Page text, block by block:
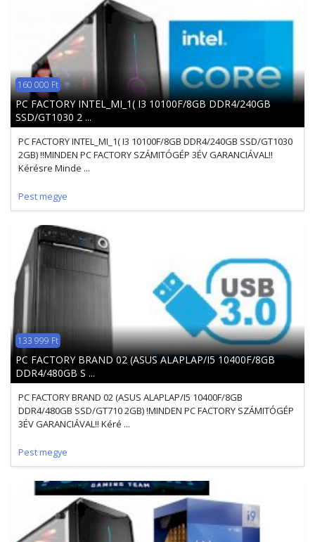
160 000 Ft
PC FACTORY INTEL_MI_1( I3 10100F/8GB DDR4/240GB
SSD/GT1030 2 ...
PC FACTORY INTEL_MI_1( I3 10100F/8GB DDR4/240GB SSD/GT1030
2GB) !!MINDEN PC FACTORY SZÁMITÓGÉP 3ÉV GARANCIÁVAL!!
Kérésre Minde ...
Pest megye
133 999 Ft
PC FACTORY BRAND 02 (ASUS ALAPLAP/I5 10400F/8GB
DDR4/480GB S ...
PC FACTORY BRAND 02 (ASUS ALAPLAP/I5 10400F/8GB
DDR4/480GB SSD/GT710 2GB) !MINDEN PC FACTORY SZÁMITÓGÉP
3ÉV GARANCIÁVAL!! Kéré ...
Pest megye